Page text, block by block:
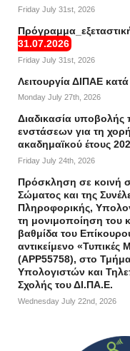
Friday July 31st, 2026
31.07.2026
Friday July 31st, 2026
Λειτουργία ΔΙΠΑΕ
Monday July 27th, 2026
Διαδικασία υποβολής
ενστάσεων για τη
ακαδημαϊκού έτους
Friday July 24th, 2026
Πρόσκληση σε κοινή
Σώματος και της
Πληροφορικής,
τη μονιμοποίηση του
βαθμίδα του
αντικείμενο «Τυπικές
(APP55758), στο
Υπολογιστών και
Σχολής του ΔΙ.ΠΑ.Ε.
Wednesday July 22nd, 2026